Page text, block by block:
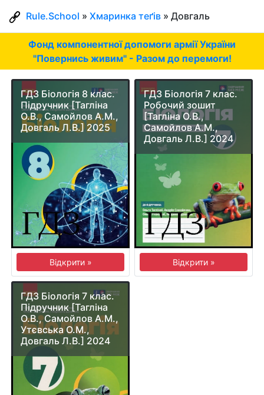
Rule.School » Хмаринка теґів » Довгаль
Фонд компонентної допомоги армії України
"Повернись живим" - Разом до перемоги!
ГДЗ Біологія 8 клас.
Підручник [Тагліна
О.В., Самойлов А.М.,
Довгаль Л.В.] 2025
Відкрити »
ГДЗ Біологія 7 клас.
Робочий зошит
[Тагліна О.В.,
Самойлов А.М.,
Довгаль Л.В.] 2024
Відкрити »
ГДЗ Біологія 7 клас.
Підручник [Тагліна
О.В., Самойлов А.М.,
Утєвська О.М.,
Довгаль Л.В.] 2024